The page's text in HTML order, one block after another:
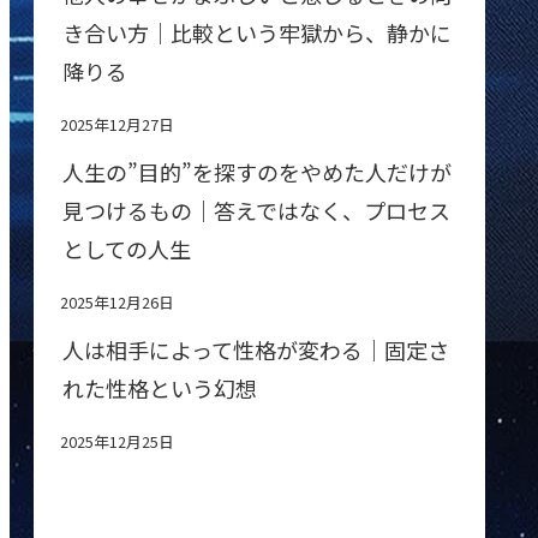
き合い方｜比較という牢獄から、静かに
降りる
2025年12月27日
人生の”目的”を探すのをやめた人だけが
見つけるもの｜答えではなく、プロセス
としての人生
2025年12月26日
人は相手によって性格が変わる｜固定さ
れた性格という幻想
2025年12月25日